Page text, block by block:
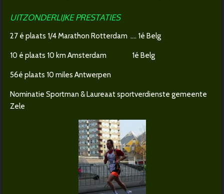
UITZONDERLIJKE PRESTATIES
27 é plaats 1/4 Marathon Rotterdam …. 1é Belg
10 é plaats 10 km Amsterdam 1é Belg
56é plaats 10 miles Antwerpen
Nominatie Sportman & Laureaat sportverdienste gemeente
Zele